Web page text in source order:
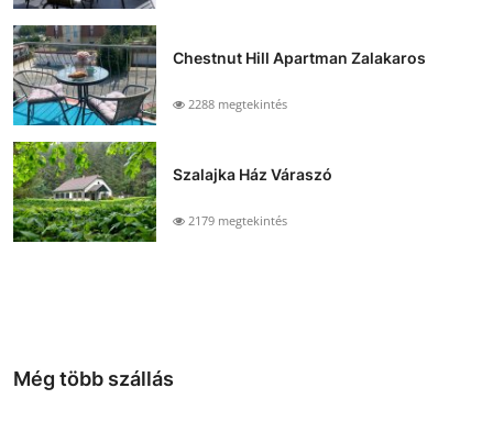
Chestnut Hill Apartman Zalakaros
2288 megtekintés
Szalajka Ház Váraszó
2179 megtekintés
Még több szállás